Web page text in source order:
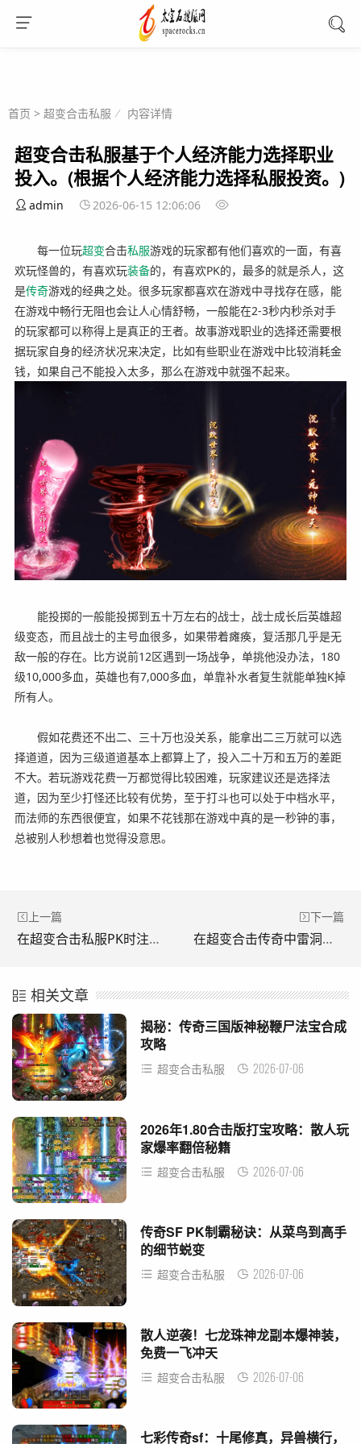
首页 > 超变合击私服 内容详情
超变合击私服基于个人经济能力选择职业
投入。(根据个人经济能力选择私服投资。)
admin 2026-06-15 12:06:06
每一位玩超变合击私服游戏的玩家都有他们喜欢的一面，有喜
欢玩怪兽的，有喜欢玩装备的，有喜欢PK的，最多的就是杀人，这
是传奇游戏的经典之处。很多玩家都喜欢在游戏中寻找存在感，能
在游戏中畅行无阻也会让人心情舒畅，一般能在2-3秒内秒杀对手
的玩家都可以称得上是真正的王者。故事游戏职业的选择还需要根
据玩家自身的经济状况来决定，比如有些职业在游戏中比较消耗金
钱，如果自己不能投入太多，那么在游戏中就强不起来。
能投掷的一般能投掷到五十万左右的战士，战士成长后英雄超
级变态，而且战士的主号血很多，如果带着瘫痪，复活那几乎是无
敌一般的存在。比方说前12区遇到一场战争，单挑他没办法，180
级10,000多血，英雄也有7,000多血，单靠补水者复生就能单独K掉
所有人。
假如花费还不出二、三十万也没关系，能拿出二三万就可以选
择道道，因为三级道道基本上都算上了，投入二十万和五万的差距
不大。若玩游戏花费一万都觉得比较困难，玩家建议还是选择法
道，因为至少打怪还比较有优势，至于打斗也可以处于中档水平，
而法师的东西很便宜，如果不花钱那在游戏中真的是一秒钟的事，
总被别人秒想着也觉得没意思。
上一篇
在超变合击私服PK时注意攻击模式。(玩超变私服PK时要注意攻击方式。)
下一篇
在超变合击传奇中雷洞被杀的原因。(超变传奇中雷洞之所以被杀。)
相关文章
揭秘：传奇三国版神秘鞭尸法宝合成
攻略
超变合击私服 2026-07-06
2026年1.80合击版打宝攻略：散人玩
家爆率翻倍秘籍
超变合击私服 2026-07-06
传奇SF PK制霸秘诀：从菜鸟到高手
的细节蜕变
超变合击私服 2026-07-06
散人逆袭！七龙珠神龙副本爆神装，
免费一飞冲天
超变合击私服 2026-07-06
七彩传奇sf：十尾修真，异兽横行，